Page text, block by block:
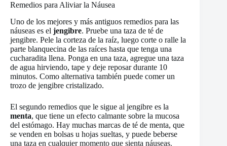
Remedios para Aliviar la Náusea
Uno de los mejores y más antiguos remedios para las
náuseas es el jengibre. Pruebe una taza de té de
jengibre. Pele la corteza de la raíz, luego corte o ralle la
parte blanquecina de las raíces hasta que tenga una
cucharadita llena. Ponga en una taza, agregue una taza
de agua hirviendo, tape y deje reposar durante 10
minutos. Como alternativa también puede comer un
trozo de jengibre cristalizado.
El segundo remedios que le sigue al jengibre es la
menta, que tiene un efecto calmante sobre la mucosa
del estómago. Hay muchas marcas de té de menta, que
se venden en bolsas u hojas sueltas, y puede beberse
una taza en cualquier momento que sienta náuseas.